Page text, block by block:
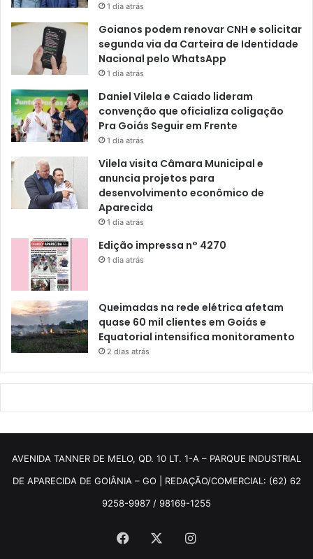
1 dia atrás
Goianos podem renovar CNH e solicitar
segunda via da Carteira de Identidade
Nacional pelo WhatsApp
1 dia atrás
Daniel Vilela e Caiado lideram
convenção que oficializa coligação
Pra Goiás Seguir em Frente
1 dia atrás
Vilela visita Câmara Municipal e
anuncia projetos para
desenvolvimento econômico de
Aparecida
1 dia atrás
Edição impressa n° 4270
1 dia atrás
Queimadas na rede elétrica afetam
quase 60 mil clientes em Goiás e
Equatorial intensifica monitoramento
2 dias atrás
AVENIDA TANNER DE MELO, QD. 10 LT. 1-A – PARQUE INDUSTRIAL
DE APARECIDA DE GOIÂNIA – GO | REDAÇÃO/COMERCIAL: (62) 62
9258-9987 / 98169-1255
Facebook Instagram